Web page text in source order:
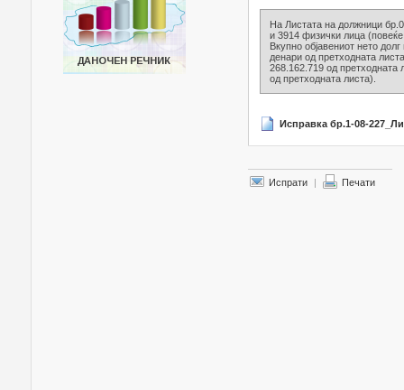
На Листата на должници
и 3914 физички лица
Вкупно објавениот нето
денари од претходната
268.162.719 од претходната
од претходната листа).
Исправка бр.1-08-
Испрати | Печати